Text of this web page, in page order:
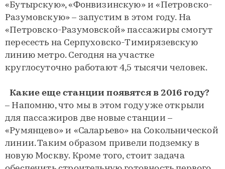
«Бутырскую», «Фонвизинскую» и «Петровско-
Разумовскую» – запустим в этом году. На
«Петровско-Разумовской» пассажиры смогут
пересесть на Серпуховско-Тимирязевскую
линию метро. Сегодня на участке
круглосуточно работают 4,5 тысячи человек.
Какие еще станции появятся в 2016 году?
– Напомню, что мы в этом году уже открыли
для пассажиров две новые станции –
«Румянцево» и «Саларьево» на Сокольнической
линии. Таким образом привели подземку в
новую Москву. Кроме того, стоит задача